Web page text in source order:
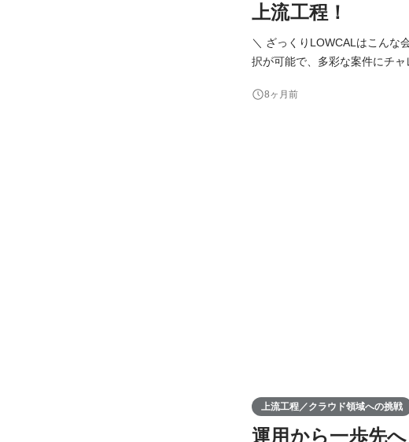
上流工程！
＼ ざっくりLOWCALはこん
択が可能で、多彩な案件にチャレン
とです。 【募集ポジション】 今回、株式会社LOWCALでは、大規模な損害保険システムの開発プロジェクトに
8ヶ月前
上流工程／クラウド領域への挑戦
運用から一歩先